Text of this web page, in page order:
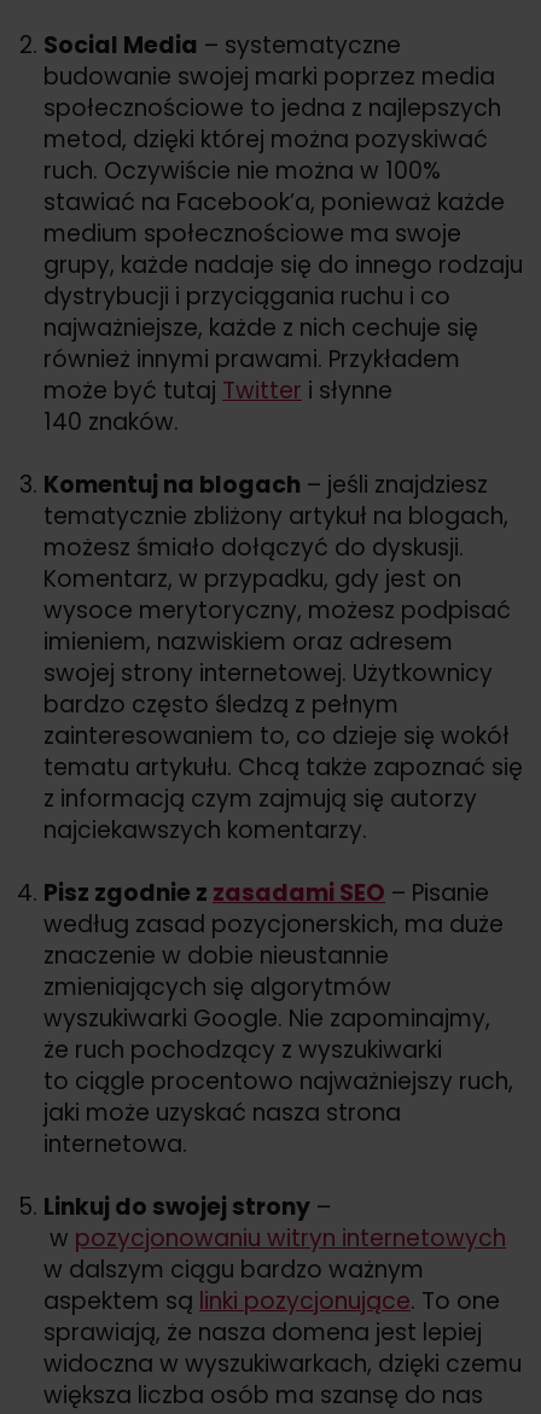
Social Media – systematyczne
budowanie swojej marki poprzez media
społecznościowe to jedna z najlepszych
metod, dzięki której można pozyskiwać
ruch. Oczywiście nie można w 100%
stawiać na Facebook’a, ponieważ każde
medium społecznościowe ma swoje
grupy, każde nadaje się do innego rodzaju
dystrybucji i przyciągania ruchu i co
najważniejsze, każde z nich cechuje się
również innymi prawami. Przykładem
może być tutaj Twitter i słynne
140 znaków.
Komentuj na blogach – jeśli znajdziesz
tematycznie zbliżony artykuł na blogach,
możesz śmiało dołączyć do dyskusji.
Komentarz, w przypadku, gdy jest on
wysoce merytoryczny, możesz podpisać
imieniem, nazwiskiem oraz adresem
swojej strony internetowej. Użytkownicy
bardzo często śledzą z pełnym
zainteresowaniem to, co dzieje się wokół
tematu artykułu. Chcą także zapoznać się
z informacją czym zajmują się autorzy
najciekawszych komentarzy.
Pisz zgodnie z zasadami SEO – Pisanie
według zasad pozycjonerskich, ma duże
znaczenie w dobie nieustannie
zmieniających się algorytmów
wyszukiwarki Google. Nie zapominajmy,
że ruch pochodzący z wyszukiwarki
to ciągle procentowo najważniejszy ruch,
jaki może uzyskać nasza strona
internetowa.
Linkuj do swojej strony –
w pozycjonowaniu witryn internetowych
w dalszym ciągu bardzo ważnym
aspektem są linki pozycjonujące. To one
sprawiają, że nasza domena jest lepiej
widoczna w wyszukiwarkach, dzięki czemu
większa liczba osób ma szansę do nas